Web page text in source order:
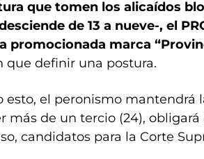
que tomen los alicaídos
de 13 a nueve-, el
promocionada marca
que definir una postura.
esto, el peronismo mantendrá
más de un tercio (24), obligará
candidatos para la Corte